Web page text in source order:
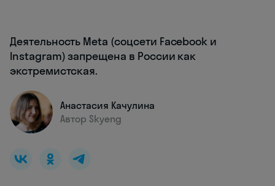
Деятельность Meta (соцсети Facebook и
Instagram) запрещена в России как
экстремистская.
Анастасия Качулина
Автор Skyeng